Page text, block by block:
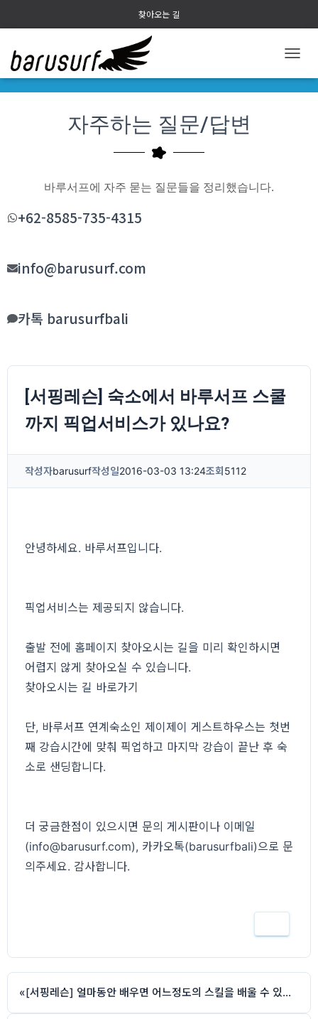
찾아오는 길
비
게
자주하는 질문/답변
바루서프에 자주 묻는 질문들을 정리했습니다.
+62-8585-735-4315
info@barusurf.com
카톡 barusurfbali
[서핑레슨] 숙소에서 바루서프 스쿨
까지 픽업서비스가 있나요?
작성자barusurf작성일2016-03-03 13:24조회 5112
안녕하세요. 바루서프입니다.
픽업서비스는 제공되지 않습니다.
출발 전에 홈페이지 찾아오시는 길을 미리 확인하시면
어렵지 않게 찾아오실 수 있습니다.
찾아오시는 길 바로가기
단, 바루서프 연계숙소인 제이제이 게스트하우스는 첫번
째 강습시간에 맞춰 픽업하고 마지막 강습이 끝난 후 숙
소로 샌딩합니다.
더 궁금한점이 있으시면 문의 게시판이나 이메일
(info@barusurf.com), 카카오톡(barusurfbali)으로 문
의주세요. 감사합니다.
« [서핑레슨] 얼마동안 배우면 어느정도의 스킬을 배울 수 있나요?